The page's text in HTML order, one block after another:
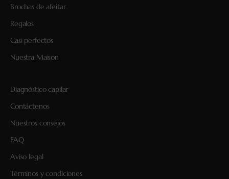
Brochas de afeitar
Regalos
Casi perfectos
Nuestra Maison
Diagnóstico capilar
Contáctenos
Nuestros consejos
FAQ
Aviso legal
Términos y condiciones